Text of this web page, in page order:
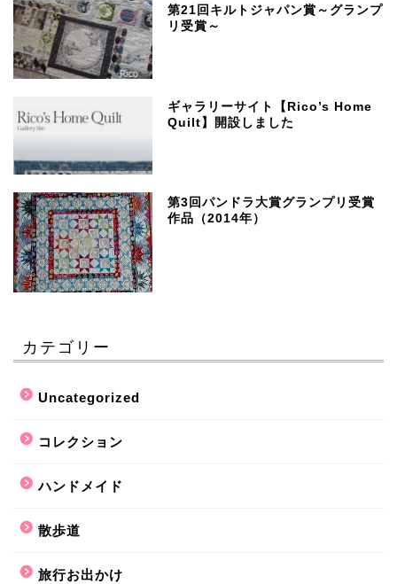
第21回キルトジャパン賞～グランプ
リ受賞～
ギャラリーサイト【Rico’s Home
Quilt】開設しました
第3回パンドラ大賞グランプリ受賞
作品（2014年）
カテゴリー
Uncategorized
コレクション
ハンドメイド
散歩道
旅行お出かけ